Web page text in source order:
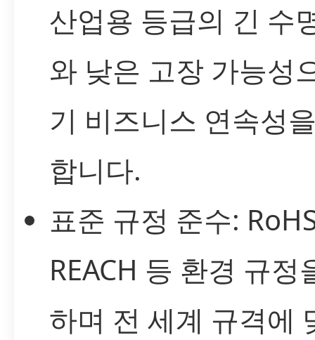
산업용 등급의 긴 수
와 낮은 고장 가능성
기 비즈니스 연속성
합니다.
표준 규정 준수:
REACH 등 환경 규정
하며 전 세계 규격에